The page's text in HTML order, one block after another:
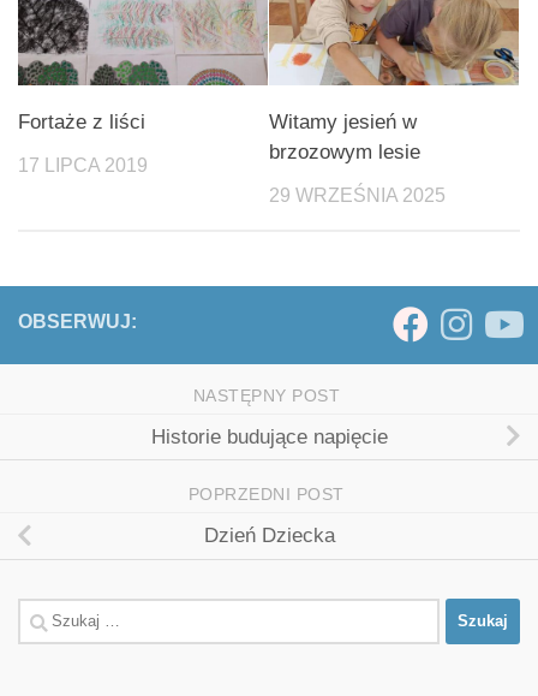
Fortaże z liści
17 LIPCA 2019
Witamy jesień w
brzozowym lesie
29 WRZEŚNIA 2025
OBSERWUJ:
NASTĘPNY POST
Historie budujące napięcie
POPRZEDNI POST
Dzień Dziecka
Szukaj: